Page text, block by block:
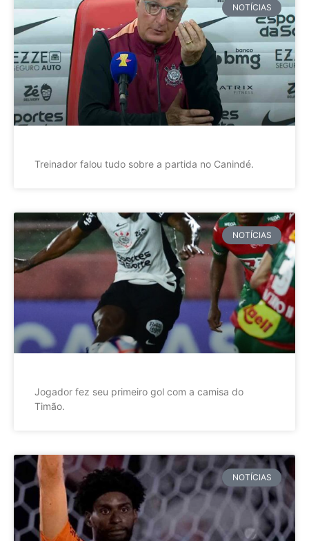
NOTÍCIAS
Treinador falou tudo sobre a partida no Canindé.
NOTÍCIAS
Jogador fez seu primeiro gol com a camisa do
Timão.
NOTÍCIAS